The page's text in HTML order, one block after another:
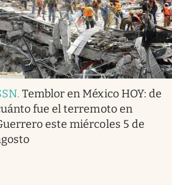
.Temblor en México HOY: de
fue el terremoto en
este miércoles 5 de